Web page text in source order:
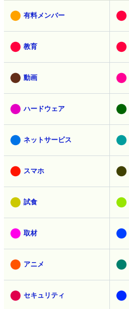
有料メンバー
教育
動画
ハードウェア
ネットサービス
スマホ
試食
取材
アニメ
セキュリティ